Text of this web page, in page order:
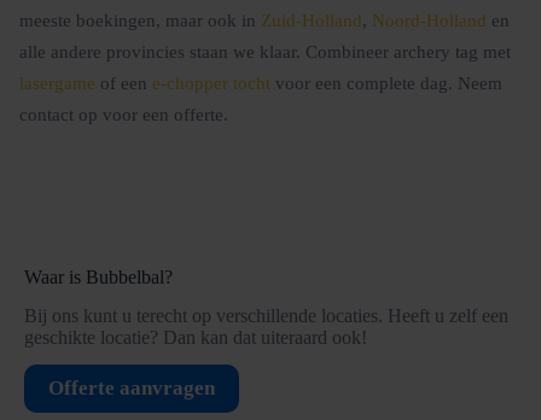
meeste boekingen, maar ook in Zuid-Holland, Noord-Holland en
alle andere provincies staan we klaar. Combineer archery tag met
lasergame of een e-chopper tocht voor een complete dag. Neem
contact op voor een offerte.
Waar is Bubbelbal?
Bij ons kunt u terecht op verschillende locaties. Heeft u zelf een
geschikte locatie? Dan kan dat uiteraard ook!
Offerte aanvragen